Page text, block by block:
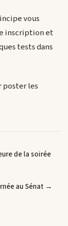
vous
inscription et
tests dans
poster les
de la soirée
au Sénat →